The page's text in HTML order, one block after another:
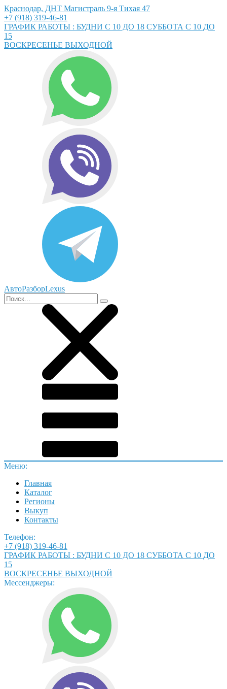
Краснодар, ДНТ Магистраль 9-я Тихая 47
+7 (918) 319-46-81
ГРАФИК РАБОТЫ : БУДНИ С 10 ДО 18 СУББОТА С 10 ДО
15
ВОСКРЕСЕНЬЕ ВЫХОДНОЙ
АвтоРазборLexus
Меню:
Главная
Каталог
Регионы
Выкуп
Контакты
Телефон:
+7 (918) 319-46-81
ГРАФИК РАБОТЫ : БУДНИ С 10 ДО 18 СУББОТА С 10 ДО
15
ВОСКРЕСЕНЬЕ ВЫХОДНОЙ
Мессенджеры: